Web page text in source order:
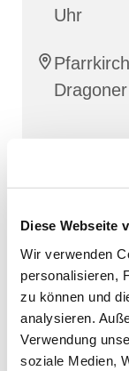
Diese Webseite
Wir verwenden
personalisieren,
zu können und
analysieren.
Verwendung
soziale Medien,
Uhr